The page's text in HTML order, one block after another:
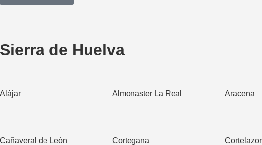
Sierra de Huelva
Alájar Almonaster La Real Aracena
Cañaveral de León Cortegana Cortelazor